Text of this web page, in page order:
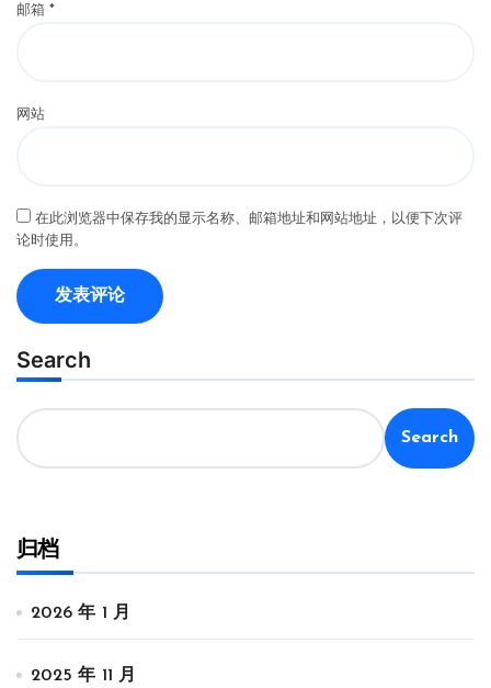
邮箱 *
网站
在此浏览器中保存我的显示名称、邮箱地址和网站地址，以便下次评
论时使用。
Search
Search
归档
2026 年 1 月
2025 年 11 月